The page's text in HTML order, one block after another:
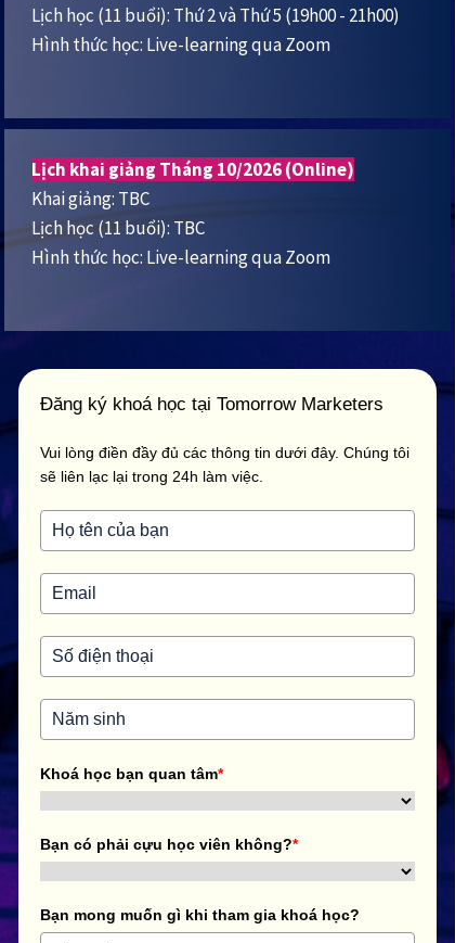
Lịch học (11 buổi): Thứ 2 và Thứ 5 (19h00 - 21h00)
Hình thức học: Live-learning qua Zoom
Đăng ký khoá học tại Tomorrow Marketers
Vui lòng điền đầy đủ các thông tin dưới đây. Chúng tôi
sẽ liên lạc lại trong 24h làm việc.
Khoá học bạn quan tâm*
Bạn có phải cựu học viên không?*
Bạn mong muốn gì khi tham gia khoá học?
Lịch khai giảng Tháng 10/2026 (Online)
Khai giảng: TBC
Lịch học (11 buổi): TBC
Hình thức học: Live-learning qua Zoom